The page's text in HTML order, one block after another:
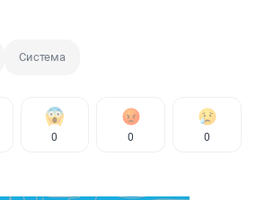
Система
0 0 0